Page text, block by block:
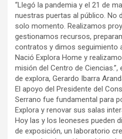
“Llegó la pandemia y el 21 de
nuestras puertas al público. No
solo momento. Realizamos
gestionamos recursos,
contratos y dimos seguimiento
Nació Explora Home y
misión del Centro de
de explora, Gerardo Ibarra
El apoyo del Presidente del
Serrano fue fundamental para
Explora y renovar sus salas
Hoy las y los leoneses pueden
de exposición, un laboratorio